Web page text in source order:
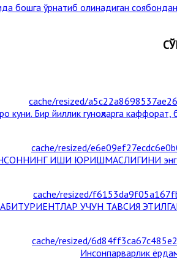
бошга ўрнатиб олинадиган
куни. Бир йиллик гуноҳларга каффорат,
ИШИ ЮРИШМАСЛИГИНИ энг
АБИТУРИЕНТЛАР УЧУН ТАВСИЯ
Инсонпарварлик